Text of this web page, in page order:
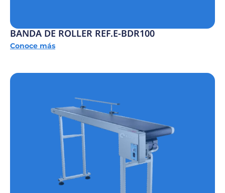
BANDA DE ROLLER REF.E-BDR100
Conoce más